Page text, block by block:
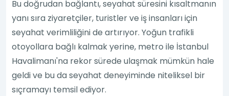
Bu doğrudan bağlantı, seyahat süresini kısaltmanın
yanı sıra ziyaretçiler, turistler ve iş insanları için
seyahat verimliliğini de artırıyor. Yoğun trafikli
otoyollara bağlı kalmak yerine, metro ile İstanbul
Havalimanı'na rekor sürede ulaşmak mümkün hale
geldi ve bu da seyahat deneyiminde niteliksel bir
sıçramayı temsil ediyor.